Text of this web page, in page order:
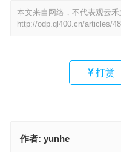
本文来自网络，不代表观云禾
http://odp.ql400.cn/articles/
打赏
作者: yunhe